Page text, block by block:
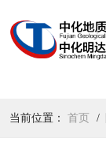
当前位置： 首页